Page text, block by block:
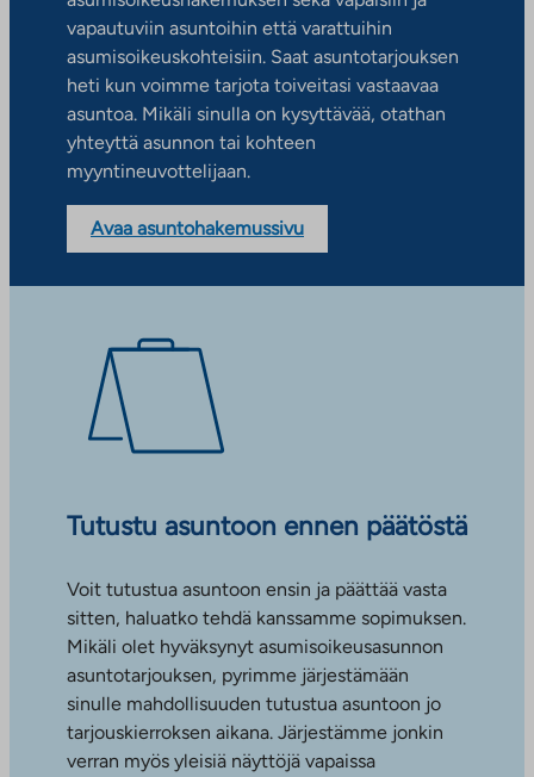
vapautuviin asuntoihin että varattuihin
asumisoikeuskohteisiin. Saat asuntotarjouksen
heti kun voimme tarjota toiveitasi vastaavaa
asuntoa. Mikäli sinulla on kysyttävää, otathan
yhteyttä asunnon tai kohteen
myyntineuvottelijaan.
Avaa asuntohakemussivu
Tutustu asuntoon ennen päätöstä
Voit tutustua asuntoon ensin ja päättää vasta
sitten, haluatko tehdä kanssamme sopimuksen.
Mikäli olet hyväksynyt asumisoikeusasunnon
asuntotarjouksen, pyrimme järjestämään
sinulle mahdollisuuden tutustua asuntoon jo
tarjouskierroksen aikana. Järjestämme jonkin
verran myös yleisiä näyttöjä vapaissa